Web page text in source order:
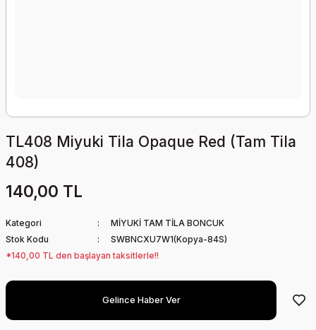
TL408 Miyuki Tila Opaque Red (Tam Tila
408)
140,00 TL
Kategori
MİYUKİ TAM TİLA BONCUK
Stok Kodu
SWBNCXU7W1(Kopya-84S)
*140,00 TL den başlayan taksitlerle!!
Gelince Haber Ver